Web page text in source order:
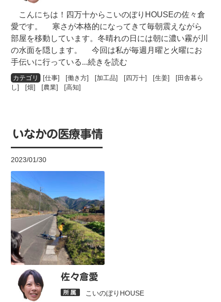
こんにちは！四万十からこいのぼりHOUSEの佐々倉
愛です。 寒さが本格的になってきて毎朝震えながら
部屋を移動しています。冬晴れの日には朝に濃い霧が川
の水面を隠します。 今回は私が毎週月曜と火曜にお
手伝いに行っている...続きを読む
[仕事] [働き方] [加工品] [四万十] [生姜] [田舎暮ら
し] [畑] [農業] [高知]
いなかの医療事情
2023/01/30
佐々倉愛
こいのぼりHOUSE